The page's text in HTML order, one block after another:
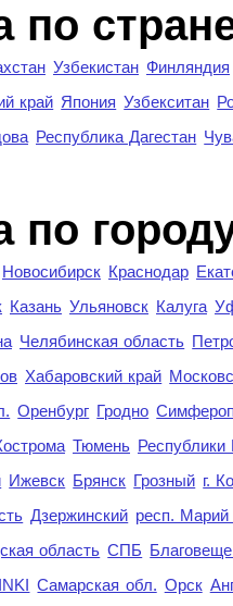
по
Узбекистан Финляндия
край Япония Узбекситан
Республика Дагестан
по
Новосибирск Краснодар
Казань Ульяновск Калуга
Челябинская область
Хабаровский край
Оренбург Гродно
Тюмень Республики
Ижевск Брянск Грозный г.
Дзержинский респ.
область СПБ
Самарская обл. Орск